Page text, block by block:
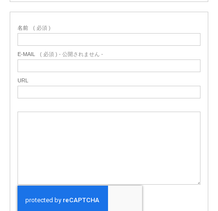
名前 ( 必須 )
E-MAIL ( 必須 ) - 公開されません -
URL